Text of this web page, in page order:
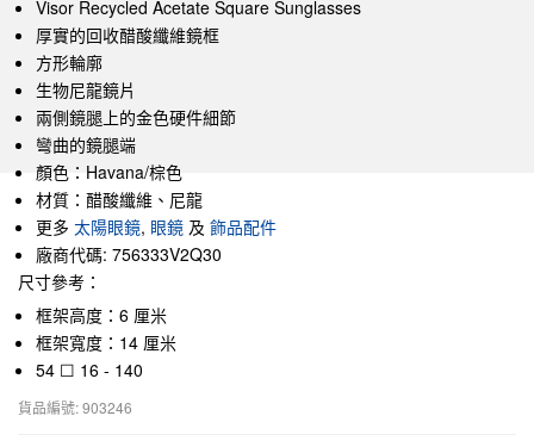
Visor Recycled Acetate Square Sunglasses
厚實的回收醋酸纖維鏡框
方形輪廓
生物尼龍鏡片
兩側鏡腿上的金色硬件細節
彎曲的鏡腿端
顏色：Havana/棕色
材質：醋酸纖維、尼龍
更多 太陽眼鏡, 眼鏡 及 飾品配件
廠商代碼: 756333V2Q30
尺寸參考：
框架高度：6 厘米
框架寬度：14 厘米
54 ☐ 16 - 140
貨品編號: 903246